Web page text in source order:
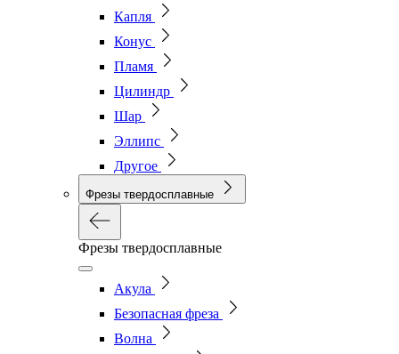
Капля
Конус
Пламя
Цилиндр
Шар
Эллипс
Другое
Фрезы твердосплавные
Фрезы твердосплавные
Акула
Безопасная фреза
Волна